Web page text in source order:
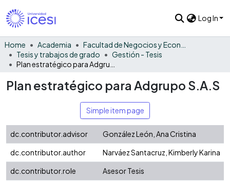
Log In
Home Academia
Tesis y trabajos de grado
Gestión - Tesis
Plan estratégico para Adgrupo S.A.S
Simple item page
dc.contributor.advisor
González León, Ana Cristina
dc.contributor.author
Narváez Santacruz, Kimberly Karina
dc.contributor.role
Asesor Tesis